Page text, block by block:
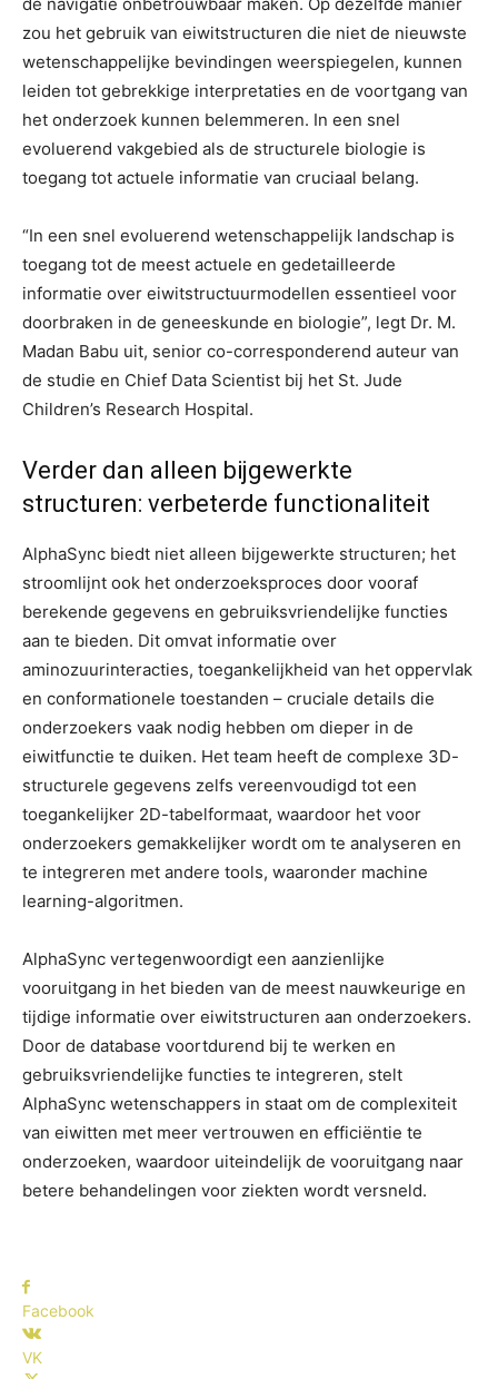
zou het gebruik van eiwitstructuren die niet de nieuwste
wetenschappelijke bevindingen weerspiegelen, kunnen
leiden tot gebrekkige interpretaties en de voortgang van
het onderzoek kunnen belemmeren. In een snel
evoluerend vakgebied als de structurele biologie is
toegang tot actuele informatie van cruciaal belang.
“In een snel evoluerend wetenschappelijk landschap is
toegang tot de meest actuele en gedetailleerde
informatie over eiwitstructuurmodellen essentieel voor
doorbraken in de geneeskunde en biologie”, legt Dr. M.
Madan Babu uit, senior co-corresponderend auteur van
de studie en Chief Data Scientist bij het St. Jude
Children’s Research Hospital.
Verder dan alleen bijgewerkte
structuren: verbeterde functionaliteit
AlphaSync biedt niet alleen bijgewerkte structuren; het
stroomlijnt ook het onderzoeksproces door vooraf
berekende gegevens en gebruiksvriendelijke functies
aan te bieden. Dit omvat informatie over
aminozuurinteracties, toegankelijkheid van het oppervlak
en conformationele toestanden – cruciale details die
onderzoekers vaak nodig hebben om dieper in de
eiwitfunctie te duiken. Het team heeft de complexe 3D-
structurele gegevens zelfs vereenvoudigd tot een
toegankelijker 2D-tabelformaat, waardoor het voor
onderzoekers gemakkelijker wordt om te analyseren en
te integreren met andere tools, waaronder machine
learning-algoritmen.
AlphaSync vertegenwoordigt een aanzienlijke
vooruitgang in het bieden van de meest nauwkeurige en
tijdige informatie over eiwitstructuren aan onderzoekers.
Door de database voortdurend bij te werken en
gebruiksvriendelijke functies te integreren, stelt
AlphaSync wetenschappers in staat om de complexiteit
van eiwitten met meer vertrouwen en efficiëntie te
onderzoeken, waardoor uiteindelijk de vooruitgang naar
betere behandelingen voor ziekten wordt versneld.
Facebook
VK